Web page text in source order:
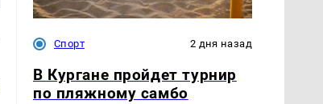
Спорт 2 дня назад
В Кургане пройдет турнир
по пляжному самбо